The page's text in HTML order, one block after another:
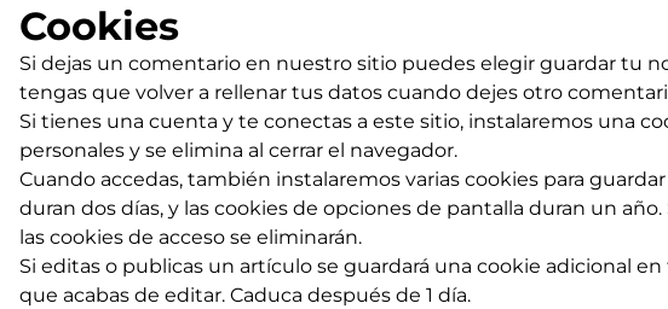
Cookies
Si dejas un comentario en nuestro sitio puedes elegir guardar tu
tengas que volver a rellenar tus datos cuando dejes otro
Si tienes una cuenta y te conectas a este sitio, instalaremos una
personales y se elimina al cerrar el navegador.
Cuando accedas, también instalaremos varias cookies para
duran dos días, y las cookies de opciones de pantalla duran un
las cookies de acceso se eliminarán.
Si editas o publicas un artículo se guardará una cookie adicional
que acabas de editar. Caduca después de 1 día.